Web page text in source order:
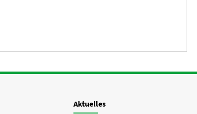
Aktuelles